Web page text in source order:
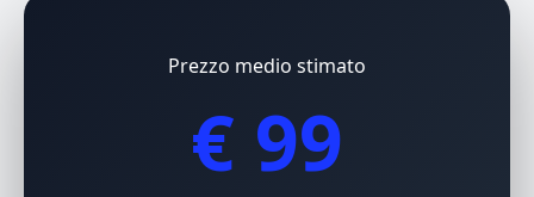
Prezzo medio stimato
€ 99